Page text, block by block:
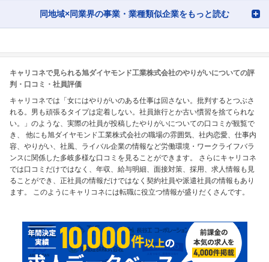
同地域×同業界の事業・業種類似企業をもっと読む
キャリコネで見られる旭ダイヤモンド工業株式会社のやりがいについての評
判・口コミ・社員評価
キャリコネでは「女にはやりがいのある仕事は回さない。批判するとつぶさ
れる。男も頑張るタイプは定着しない。社員旅行とか古い慣習を捨てられな
い。」のような、実際の社員が投稿したやりがいについての口コミが観覧で
き、 他にも旭ダイヤモンド工業株式会社の職場の雰囲気、社内恋愛、仕事内
容、やりがい、社風、ライバル企業の情報など労働環境・ワークライフバラ
ンスに関係した多岐多様な口コミを見ることができます。 さらにキャリコネ
では口コミだけではなく、年収、給与明細、面接対策、採用、求人情報も見
ることができ、正社員の情報だけではなく契約社員や派遣社員の情報もあり
ます。 このようにキャリコネには転職に役立つ情報が盛りだくさんです。